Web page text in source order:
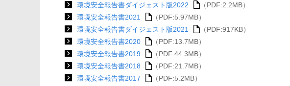
環境安全報告書ダイジェスト版2022
（PDF:2.2MB）
環境安全報告書2021
（PDF:5.97MB）
環境安全報告書ダイジェスト版2021
（PDF:917KB）
環境安全報告書2020
（PDF:13.7MB）
環境安全報告書2019
（PDF:44.3MB）
環境安全報告書2018
（PDF:21.7MB）
環境安全報告書2017
（PDF:5.2MB）